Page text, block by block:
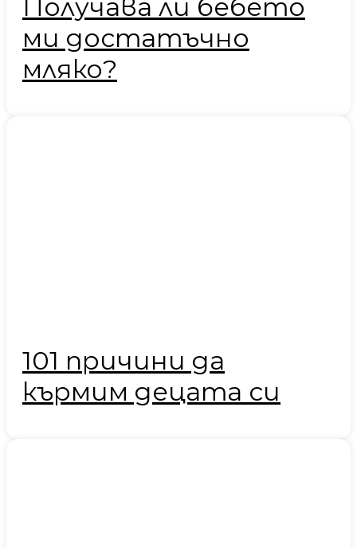
Получава ли бебето
ми достатъчно
мляко?
101 причини да
кърмим децата си